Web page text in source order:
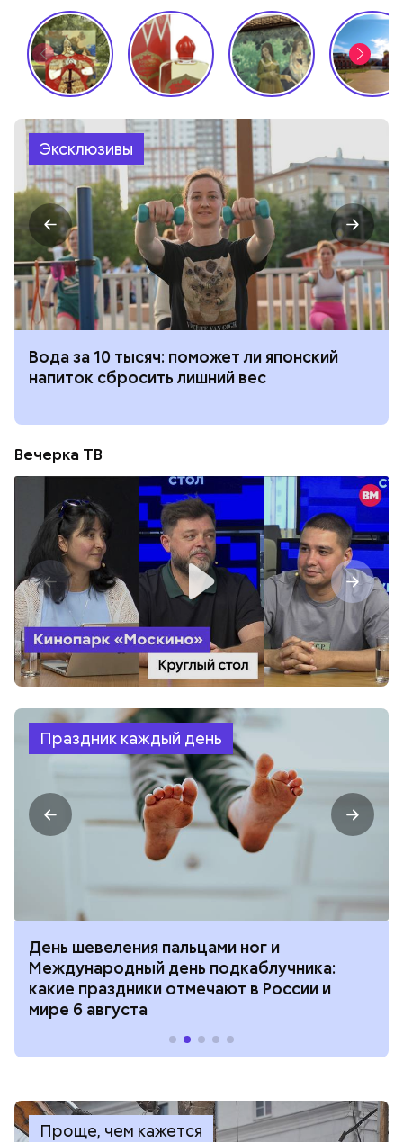
Эксклюзивы
Вода за 10 тысяч: поможет ли японский
напиток сбросить лишний вес
Вечерка ТВ
Праздник каждый день
День шевеления пальцами ног и
Международный день подкаблучника:
какие праздники отмечают в России и
мире 6 августа
Проще, чем кажется